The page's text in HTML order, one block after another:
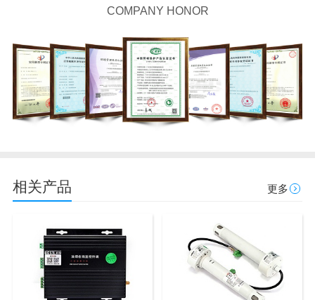
COMPANY HONOR
相关产品 更多